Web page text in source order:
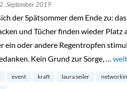
September 2019
der Spätsommer dem Ende zu:
und Tücher finden wieder Platz
ein oder andere Regentropfen
Kein Grund zur Sorge, …
event kraft laura seiler